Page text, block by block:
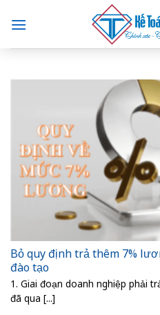
content
Bỏ quy định trả thêm 7%
đào tạo
1. Giai đoạn doanh nghiệp phải
đã qua [...]